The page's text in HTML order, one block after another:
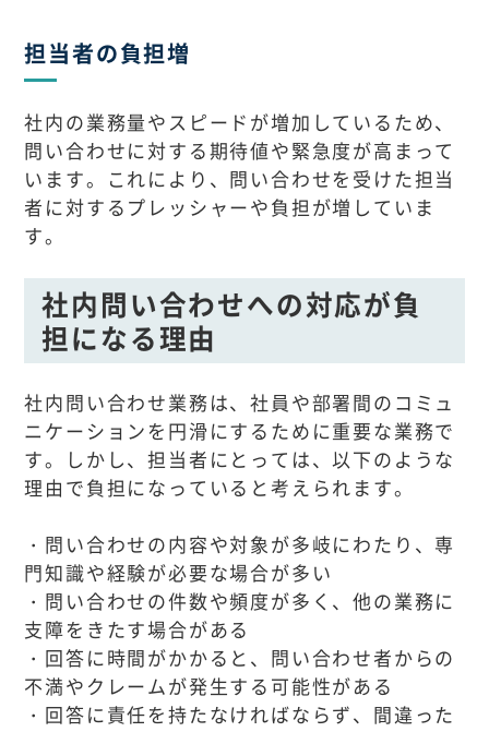
担当者の負担増
社内の業務量やスピードが増加しているため、
問い合わせに対する期待値や緊急度が高まって
います。これにより、問い合わせを受けた担当
者に対するプレッシャーや負担が増していま
す。
社内問い合わせへの対応が負
担になる理由
社内問い合わせ業務は、社員や部署間のコミュ
ニケーションを円滑にするために重要な業務で
す。しかし、担当者にとっては、以下のような
理由で負担になっていると考えられます。
・問い合わせの内容や対象が多岐にわたり、専
門知識や経験が必要な場合が多い
・問い合わせの件数や頻度が多く、他の業務に
支障をきたす場合がある
・回答に時間がかかると、問い合わせ者からの
不満やクレームが発生する可能性がある
・回答に責任を持たなければならず、間違った